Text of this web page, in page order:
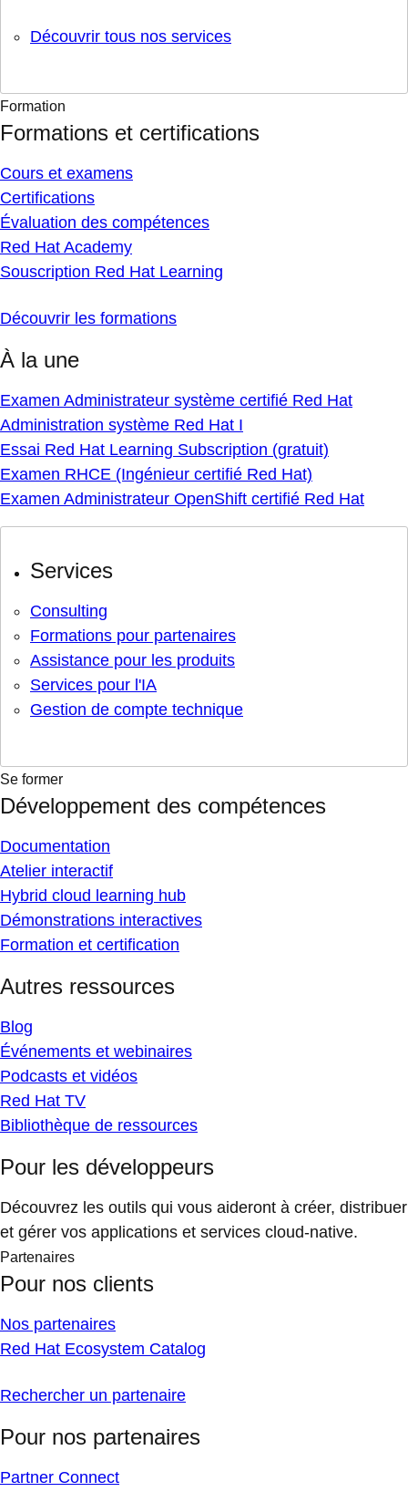
Découvrir tous nos services
Formation
Formations et certifications
Cours et examens
Certifications
Évaluation des compétences
Red Hat Academy
Souscription Red Hat Learning
Découvrir les formations
À la une
Examen Administrateur système certifié Red Hat
Administration système Red Hat I
Essai Red Hat Learning Subscription (gratuit)
Examen RHCE (Ingénieur certifié Red Hat)
Examen Administrateur OpenShift certifié Red Hat
Services
Consulting
Formations pour partenaires
Assistance pour les produits
Services pour l'IA
Gestion de compte technique
Se former
Développement des compétences
Documentation
Atelier interactif
Hybrid cloud learning hub
Démonstrations interactives
Formation et certification
Autres ressources
Blog
Événements et webinaires
Podcasts et vidéos
Red Hat TV
Bibliothèque de ressources
Pour les développeurs
Découvrez les outils qui vous aideront à créer, distribuer
et gérer vos applications et services cloud-native.
Partenaires
Pour nos clients
Nos partenaires
Red Hat Ecosystem Catalog
Rechercher un partenaire
Pour nos partenaires
Partner Connect